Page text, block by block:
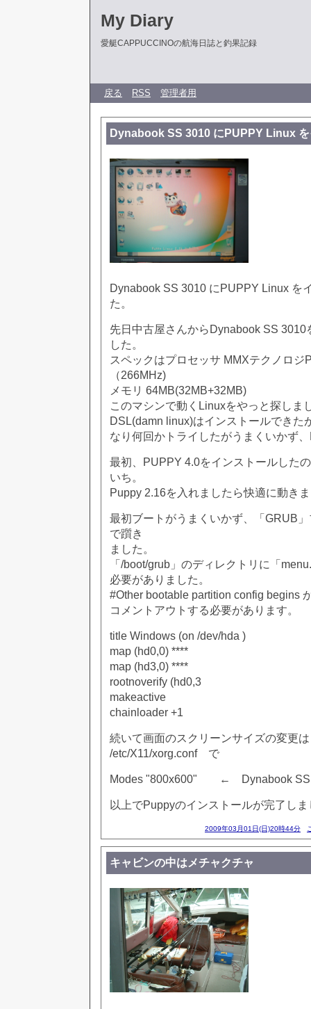
My Diary
愛艇CAPPUCCINOの航海日誌と釣果記録
戻る RSS 管理者用
Dynabook SS 3010 にPUPPY Linux
Dynabook SS 3010 にPUPPY Linux を
た。
先日中古屋さんからDynabook SS 3010
した。
スペックはプロセッサ MMXテクノロジ
（266MHz)
メモリ 64MB(32MB+32MB)
このマシンで動くLinuxをやっと探しま
DSL(damn linux)はインストールできた
なり何回かトライしたがうまくいかず
最初、PUPPY 4.0をインストールした
いち。
Puppy 2.16を入れましたら快適に動き
最初ブートがうまくいかず、「GRUB
で躓き
ました。
「/boot/grub」のディレクトリに「
必要がありました。
#Other bootable partition config begins
コメントアウトする必要があります。
title Windows (on /dev/hda )
map (hd0,0) ****
map (hd3,0) ****
rootnoverify (hd0,3
makeactive
chainloader +1
続いて画面のスクリーンサイズの変更は
/etc/X11/xorg.conf で
Modes "800x600" ← Dynabook SS
以上でPuppyのインストールが完了しま
2009年03月01日(日)20時44分
キャビンの中はメチャクチャ